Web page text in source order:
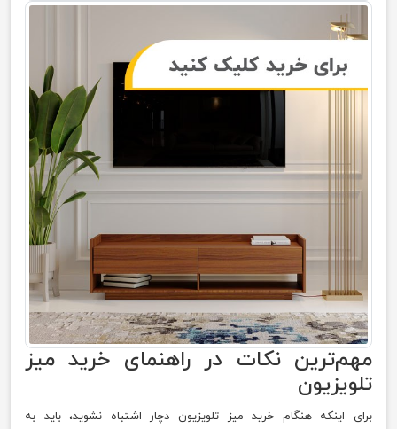
مهم‌ترین نکات در راهنمای خرید میز
تلویزیون
برای اینکه هنگام خرید میز تلویزیون دچار اشتباه نشوید، باید به